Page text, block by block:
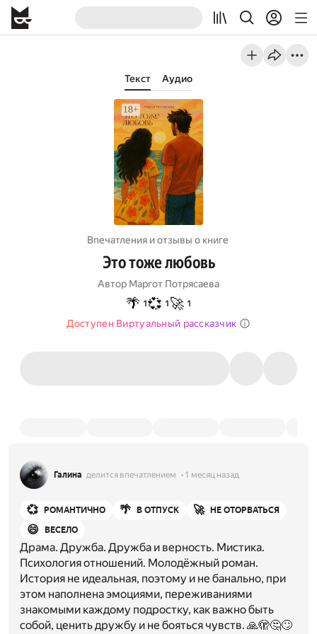
Текст Аудио
Впечатления и отзывы о книге
Это тоже любовь
Автор Маргот Потрясаева
🌴 1💞 1 🚀 1
Доступен Виртуальный рассказчик
Галинa делится впечатлением 1 месяц назад
💞 РОМАНТИЧНО 🌴 В ОТПУСК 🚀 НЕ ОТОРВАТЬСЯ
😄 ВЕСЕЛО
Драма. Дружба. Дружба и верность. Мистика.
Психология отношений. Молодёжный роман.
История не идеальная, поэтому и не банально, при
этом наполнена эмоциями, переживаниями
знакомыми каждому подростку, как важно быть
собой, ценить дружбу и не бояться чувств. 🙏🫣🤔🙄